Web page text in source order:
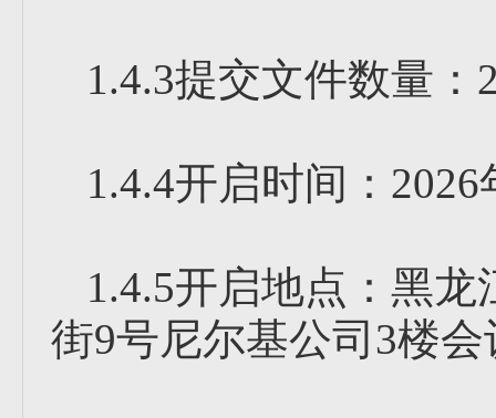
1.4.3提交文件数量：
1.4.4开启时间：2026
1.4.5开启地点：黑
街9号尼尔基公司3楼会